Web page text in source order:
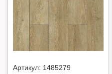
Артикул: 1485279